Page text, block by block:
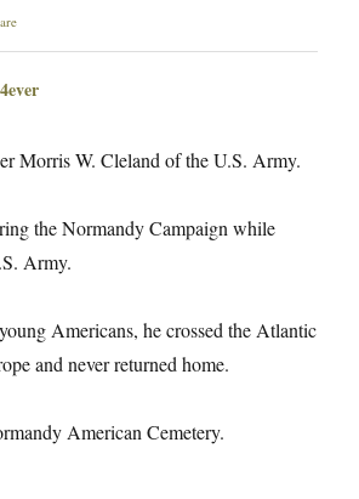
Morris W. Cleland of the U.S. Army.
the Normandy Campaign while
Army.
Americans, he crossed the Atlantic
and never returned home.
American Cemetery.